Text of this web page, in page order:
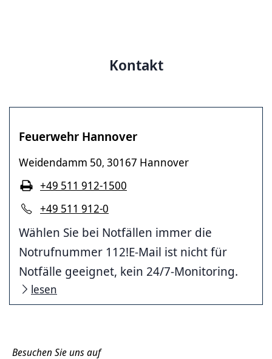
Kontakt
Feuerwehr Hannover
Weidendamm 50, 30167 Hannover
+49 511 912-0
+49 511 912-1500
Wählen Sie bei Notfällen immer die
Notrufnummer 112!E-Mail ist nicht für
Notfälle geeignet, kein 24/7-Monitoring.
lesen
Besuchen Sie uns auf